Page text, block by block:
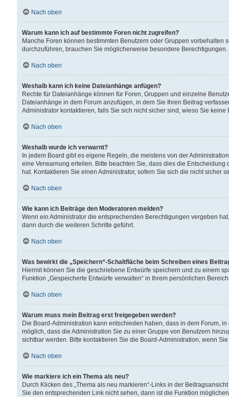
Nach oben
Warum kann ich auf bestimmte Foren nicht zugreifen?
Manche Foren können bestimmten Benutzern oder Gruppen
durchzuführen, brauchen Sie möglicherweise besondere
Nach oben
Weshalb kann ich keine Dateianhänge anfügen?
Rechte für Dateianhänge können für Foren, Gruppen und einzelne
Dateianhänge in dem Forum anzufügen, in dem Sie Ihren Beitrag
Administrator kontaktieren, falls Sie sich nicht sicher sind, wieso Sie
Nach oben
Weshalb wurde ich verwarnt?
In jedem Board gibt es eigene Regeln, die meistens von der
eine Verwarnung erteilen. Bitte beachten Sie, dass dies die
hat. Kontaktieren Sie einen Administrator, sofern Sie sich die nicht sicher
Nach oben
Wie kann ich Beiträge den Moderatoren melden?
Wenn ein Administrator die entsprechenden Berechtigungen vergeben
dann durch die weiteren Schritte geführt.
Nach oben
Was bewirkt die „Speichern“-Schaltfläche beim Schreiben eines
Hiermit können Sie die geschriebene Entwürfe speichern und zu einem
Funktion „Gespeicherte Entwürfe verwalten“ in Ihrem persönlichen
Nach oben
Warum muss mein Beitrag erst freigegeben werden?
Die Board-Administration kann entschieden haben, dass in dem Forum,
möglich, dass die Administration Sie zu einer Gruppe von Benutzern
sichtbar werden. Bitte kontaktieren Sie die Board-Administration, wenn
Nach oben
Wie markiere ich ein Thema als neu?
Durch Klicken des „Thema als neu markieren“-Links in der
Sie den entsprechenden Link nicht sehen, dann ist die Funktion